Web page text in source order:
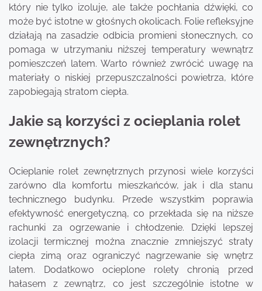
który nie tylko izoluje, ale także pochłania dźwięki, co
może być istotne w głośnych okolicach. Folie refleksyjne
działają na zasadzie odbicia promieni słonecznych, co
pomaga w utrzymaniu niższej temperatury wewnątrz
pomieszczeń latem. Warto również zwrócić uwagę na
materiały o niskiej przepuszczalności powietrza, które
zapobiegają stratom ciepła.
Jakie są korzyści z ocieplania rolet
zewnętrznych?
Ocieplanie rolet zewnętrznych przynosi wiele korzyści
zarówno dla komfortu mieszkańców, jak i dla stanu
technicznego budynku. Przede wszystkim poprawia
efektywność energetyczną, co przekłada się na niższe
rachunki za ogrzewanie i chłodzenie. Dzięki lepszej
izolacji termicznej można znacznie zmniejszyć straty
ciepła zimą oraz ograniczyć nagrzewanie się wnętrz
latem. Dodatkowo ocieplone rolety chronią przed
hałasem z zewnątrz, co jest szczególnie istotne w